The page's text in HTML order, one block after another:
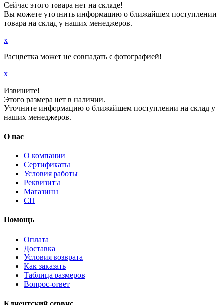
Сейчас этого товара нет на складе!
Вы можете уточнить информацию о ближайшем поступлении
товара на склад у наших менеджеров.
x
Расцветка может не совпадать с фотографией!
x
Извините!
Этого размера нет в наличии.
Уточните информацию о ближайшем поступлении на склад у
наших менеджеров.
О нас
О компании
Сертификаты
Условия работы
Реквизиты
Магазины
СП
Помощь
Оплата
Доставка
Условия возврата
Как заказать
Таблица размеров
Вопрос-ответ
Клиентский сервис